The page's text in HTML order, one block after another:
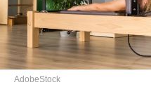
AdobeStock